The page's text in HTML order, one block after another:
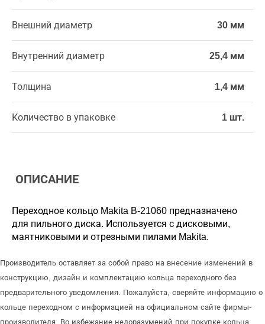
Внешний диаметр 30 мм
Внутренний диаметр 25,4 мм
Толщина 1,4 мм
Количество в упаковке 1 шт.
ОПИСАНИЕ
Переходное кольцо Makita B-21060 предназначено
для пильного диска. Используется с дисковыми,
маятниковыми и отрезными пилами Makita.
Производитель оставляет за собой право на внесение изменений в
конструкцию, дизайн и комплектацию кольца переходного без
предварительного уведомления. Пожалуйста, сверяйте информацию о
кольце переходном с информацией на официальном сайте фирмы-
производителя. Во избежание недоразумений при покупке кольца